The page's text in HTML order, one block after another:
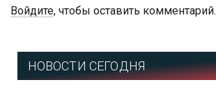
Войдите, чтобы оставить комментарий.
НОВОСТИ СЕГОДНЯ